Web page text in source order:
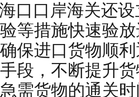
口口岸海关还
等措施快速验
保进口货物顺
段，不断提升
需货物的通关